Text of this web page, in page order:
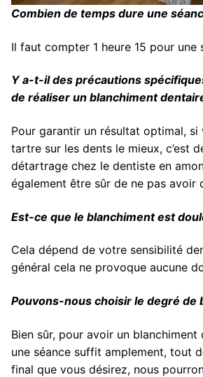
Combien de temps dure une
Il faut compter 1 heure 15 pour une
Y a-t-il des précautions
de réaliser un blanchiment
Pour garantir un résultat optimal, si
tartre sur les dents le mieux, c’est
détartrage chez le dentiste en
également être sûr de ne pas avoir
Est-ce que le blanchiment est
Cela dépend de votre sensibilité
général cela ne provoque aucune
Pouvons-nous choisir le degré de
Bien sûr, pour avoir un blanchiment
une séance suffit amplement, tout
final que vous désirez, nous